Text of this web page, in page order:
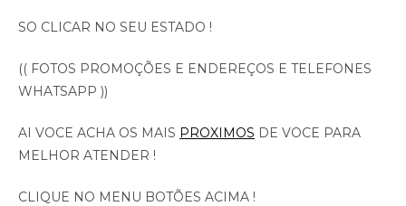
SO CLICAR NO SEU ESTADO !
(( FOTOS PROMOÇÕES E ENDEREÇOS E TELEFONES
WHATSAPP ))
AI VOCE ACHA OS MAIS PROXIMOS DE VOCE PARA
MELHOR ATENDER !
CLIQUE NO MENU BOTÕES ACIMA !